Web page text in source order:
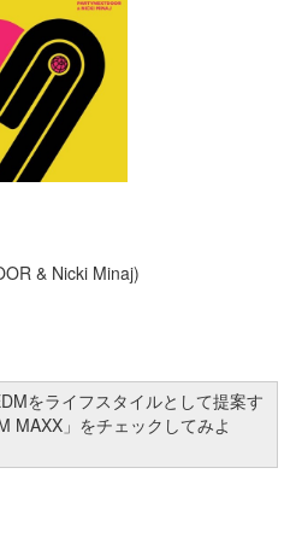
& Nicki Minaj)
をライフスタイルとして提案す
MAXX」をチェックしてみよ